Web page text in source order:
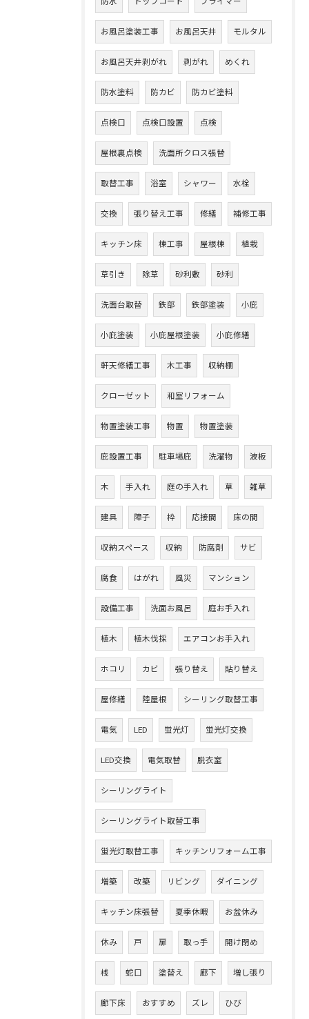
お風呂塗装工事 お風呂天井 モルタル
お風呂天井剥がれ 剥がれ めくれ
防水塗料 防カビ 防カビ塗料
点検口 点検口設置 点検
屋根裏点検 洗面所クロス張替
取替工事 浴室 シャワー 水栓
交換 張り替え工事 修繕 補修工事
キッチン床 棟工事 屋根棟 植栽
草引き 除草 砂利敷 砂利
洗面台取替 鉄部 鉄部塗装 小庇
小庇塗装 小庇屋根塗装 小庇修繕
軒天修繕工事 木工事 収納棚
クローゼット 和室リフォーム
物置塗装工事 物置 物置塗装
庇設置工事 駐車場庇 洗濯物 波板
木 手入れ 庭の手入れ 草 雑草
建具 障子 枠 応接間 床の間
収納スペース 収納 防腐剤 サビ
腐食 はがれ 風災 マンション
設備工事 洗面お風呂 庭お手入れ
植木 植木伐採 エアコンお手入れ
ホコリ カビ 張り替え 貼り替え
屋修繕 陸屋根 シーリング取替工事
電気 LED 蛍光灯 蛍光灯交換
LED交換 電気取替 脱衣室
シーリングライト
シーリングライト取替工事
蛍光灯取替工事 キッチンリフォーム工事
増築 改築 リビング ダイニング
キッチン床張替 夏季休暇 お盆休み
休み 戸 扉 取っ手 開け閉め
桟 蛇口 塗替え 廊下 増し張り
廊下床 おすすめ ズレ ひび